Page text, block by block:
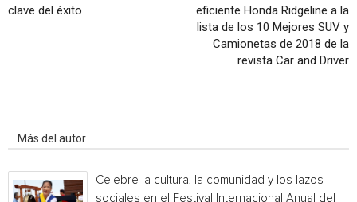
clave del éxito
eficiente Honda Ridgeline a la
lista de los 10 Mejores SUV y
Camionetas de 2018 de la
revista Car and Driver
Más del autor
Celebre la cultura, la comunidad y los lazos
sociales en el Festival Internacional Anual del